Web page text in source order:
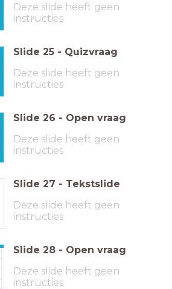
Deze slide heeft geen
instructies
Slide 25 - Quizvraag
Deze slide heeft geen
instructies
Slide 26 - Open vraag
Deze slide heeft geen
instructies
Slide 27 - Tekstslide
Deze slide heeft geen
instructies
Slide 28 - Open vraag
Deze slide heeft geen
instructies